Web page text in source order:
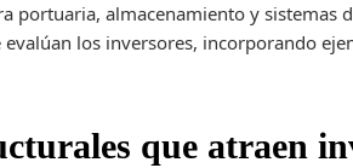
portuaria, almacenamiento y sistemas
los inversores, incorporando
que atraen